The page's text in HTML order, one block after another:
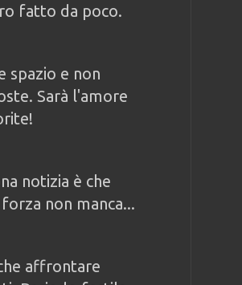
fatto da poco.
spazio e non
Sarà l'amore
notizia è che
non manca...
affrontare